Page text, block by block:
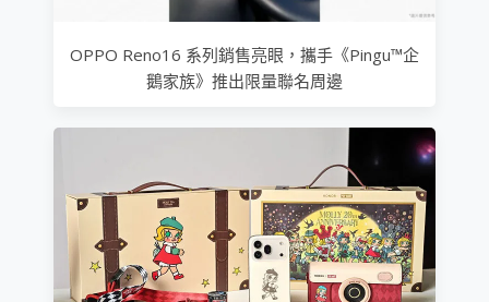
OPPO Reno16 系列銷售亮眼，攜手《Pingu™企
鵝家族》推出限量聯名周邊